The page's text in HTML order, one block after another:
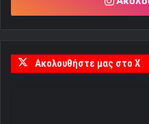
Ακολουθήστε μας στο X